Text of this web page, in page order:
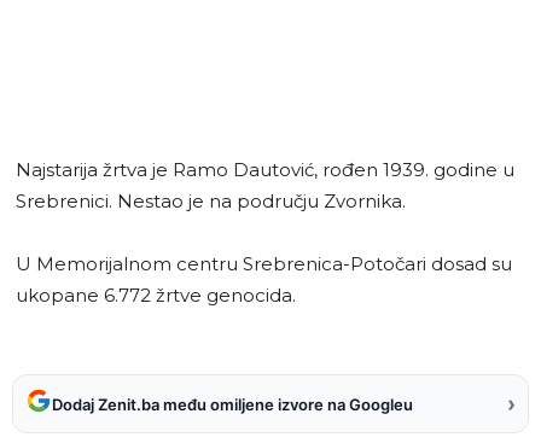
Najstarija žrtva je Ramo Dautović, rođen 1939. godine u
Srebrenici. Nestao je na području Zvornika.
U Memorijalnom centru Srebrenica-Potočari dosad su
ukopane 6.772 žrtve genocida.
Dodaj Zenit.ba među omiljene izvore na Googleu ›